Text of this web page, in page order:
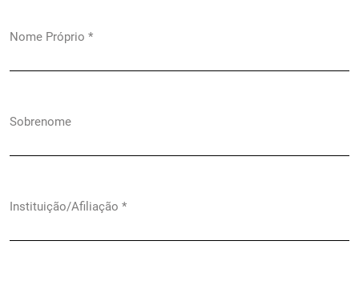
Nome Próprio *
Sobrenome
Instituição/Afiliação *